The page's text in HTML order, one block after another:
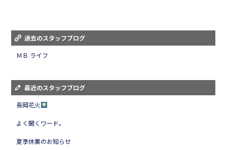
過去のスタッフブログ
ＭＢ ライフ
最近のスタッフブログ
長岡花火
よく聞くワード。
夏季休業のお知らせ